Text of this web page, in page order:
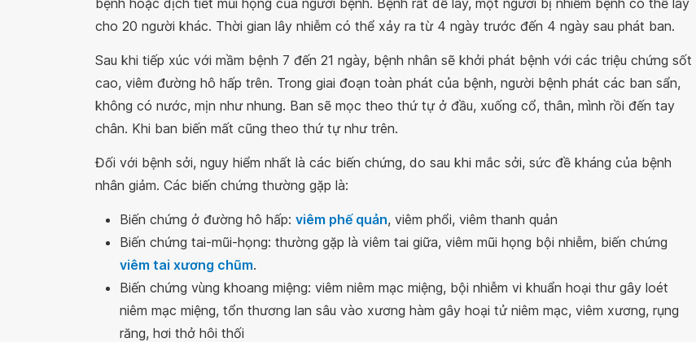
bệnh hoặc dịch tiết mũi họng của người bệnh. Bệnh rất dễ lây, một người bị nhiễm bệnh có thể lây
cho 20 người khác. Thời gian lây nhiễm có thể xảy ra từ 4 ngày trước đến 4 ngày sau phát ban.
Sau khi tiếp xúc với mầm bệnh 7 đến 21 ngày, bệnh nhân sẽ khởi phát bệnh với các triệu chứng sốt
cao, viêm đường hô hấp trên. Trong giai đoạn toàn phát của bệnh, người bệnh phát các ban sẩn,
không có nước, mịn như nhung. Ban sẽ mọc theo thứ tự ở đầu, xuống cổ, thân, mình rồi đến tay
chân. Khi ban biến mất cũng theo thứ tự như trên.
Đối với bệnh sởi, nguy hiểm nhất là các biến chứng, do sau khi mắc sởi, sức đề kháng của bệnh
nhân giảm. Các biến chứng thường gặp là:
Biến chứng ở đường hô hấp: viêm phế quản, viêm phổi, viêm thanh quản
Biến chứng tai-mũi-họng: thường gặp là viêm tai giữa, viêm mũi họng bội nhiễm, biến chứng
viêm tai xương chũm.
Biến chứng vùng khoang miệng: viêm niêm mạc miệng, bội nhiễm vi khuẩn hoại thư gây loét
niêm mạc miệng, tổn thương lan sâu vào xương hàm gây hoại tử niêm mạc, viêm xương, rụng
răng, hơi thở hôi thối